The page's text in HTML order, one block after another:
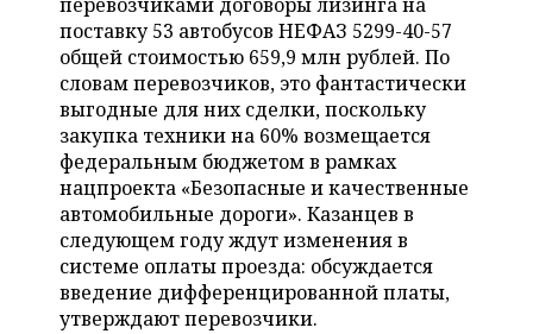
ФИГУРНОЕ КАТАНИЕ
ВОДНЫЕ ВИДЫ СПОРТА
ХОККЕЙ С МЯЧОМ
МЕДИЦИНА
ОБРАЗОВАНИЕ
ПРОИСШЕСТВИЯ
поставку 53 автобусов НЕФАЗ 5299-40-57
общей стоимостью 659,9 млн рублей. По
словам перевозчиков, это фантастически
выгодные для них сделки, поскольку
закупка техники на 60% возмещается
федеральным бюджетом в рамках
нацпроекта «Безопасные и качественные
автомобильные дороги». Казанцев в
следующем году ждут изменения в
системе оплаты проезда: обсуждается
введение дифференцированной платы,
утверждают перевозчики.